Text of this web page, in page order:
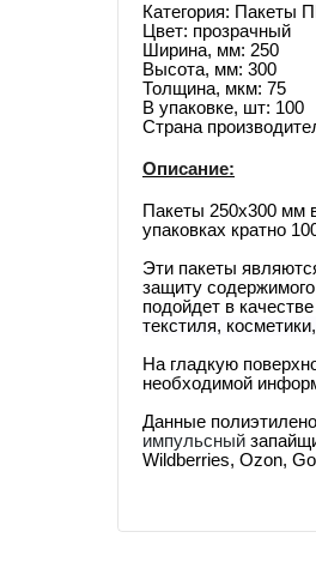
Категория: Пакеты
Цвет: прозрачный
Ширина, мм: 250
Высота, мм: 300
Толщина, мкм: 75
В упаковке, шт: 100
Страна
Описание:
Пакеты 250х300 мм
упаковках кратно
Эти пакеты
защиту содержимого
подойдет в
текстиля,
На гладкую
необходимой
Данные
импульсный
Wildberries, Ozon,